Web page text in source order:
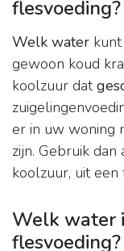
flesvoeding?
Welk water
gewoon koud
koolzuur dat
er in uw woning
zijn. Gebruik
koolzuur, uit een
Welk water
flesvoeding?